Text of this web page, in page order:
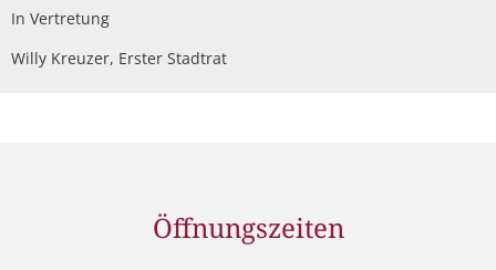
In Vertretung
Willy Kreuzer, Erster Stadtrat
Öffnungszeiten